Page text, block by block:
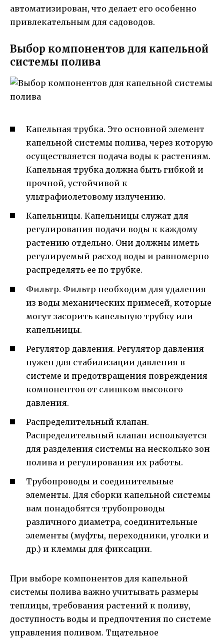
автоматизирован, что делает его особенно
привлекательным для садоводов.
Выбор компонентов для капельной
системы полива
Капельная трубка. Это основной элемент
капельной системы полива, через которую
осуществляется подача воды к растениям.
Капельная трубка должна быть гибкой и
прочной, устойчивой к
ультрафиолетовому излучению.
Капельницы. Капельницы служат для
регулирования подачи воды к каждому
растению отдельно. Они должны иметь
регулируемый расход воды и равномерно
распределять ее по трубке.
Фильтр. Фильтр необходим для удаления
из воды механических примесей, которые
могут засорить капельную трубку или
капельницы.
Регулятор давления. Регулятор давления
нужен для стабилизации давления в
системе и предотвращения повреждения
компонентов от слишком высокого
давления.
Распределительный клапан.
Распределительный клапан используется
для разделения системы на несколько зон
полива и регулирования их работы.
Трубопроводы и соединительные
элементы. Для сборки капельной системы
вам понадобятся трубопроводы
различного диаметра, соединительные
элементы (муфты, переходники, уголки и
др.) и клеммы для фиксации.
При выборе компонентов для капельной
системы полива важно учитывать размеры
теплицы, требования растений к поливу,
доступность воды и предпочтения по системе
управления поливом. Тщательное